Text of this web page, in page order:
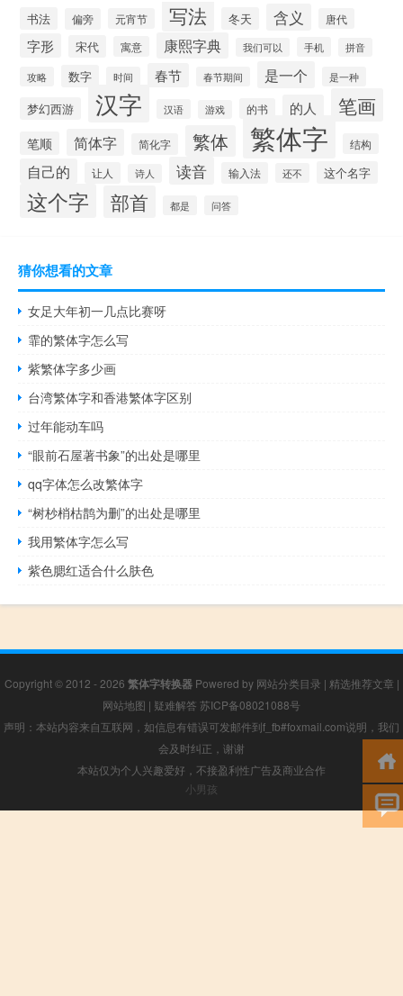
书法 偏旁 元宵节 写法 冬天 含义 唐代
字形 宋代 寓意 康熙字典 我们可以 手机 拼音
攻略 数字 时间 春节 春节期间 是一个 是一种
梦幻西游 汉字 汉语 游戏 的书 的人 笔画
笔顺 简体字 简化字 繁体 繁体字 结构
自己的 让人 诗人 读音 输入法 还不 这个名字
这个字 部首 都是 问答
猜你想看的文章
女足大年初一几点比赛呀
霏的繁体字怎么写
紫繁体字多少画
台湾繁体字和香港繁体字区别
过年能动车吗
“眼前石屋著书象”的出处是哪里
qq字体怎么改繁体字
“树杪梢枯鹊为删”的出处是哪里
我用繁体字怎么写
紫色腮红适合什么肤色
Copyright © 2012 - 2026 繁体字转换器Powered by 网站分类目录 | 精选推荐文章 |
网站地图 | 疑难解答 苏ICP备08021088号
声明：本站内容来自互联网，如信息有错误可发邮件到f_fb#foxmail.com说明，我们
会及时纠正，谢谢
本站仅为个人兴趣爱好，不接盈利性广告及商业合作
小男孩